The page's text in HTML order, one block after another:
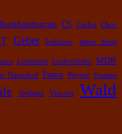
CS Carlos Chor
Gebet Indianer James Bond
Lichtblicke Liederfinder MDR
Naundorf Pastor Pepper Posaune
Treffpunt Vincent Wald